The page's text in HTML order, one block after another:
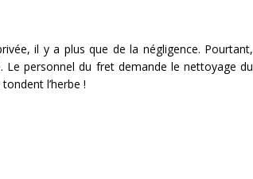
il y a plus que de la négligence. Pourtant,
Le personnel du fret demande le nettoyage du
l’herbe !